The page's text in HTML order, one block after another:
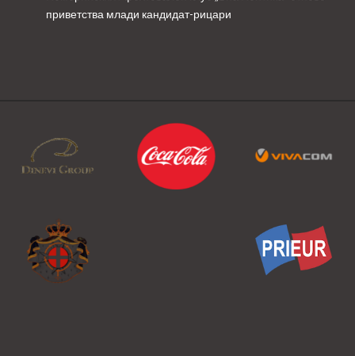
приветства млади кандидат-рицари